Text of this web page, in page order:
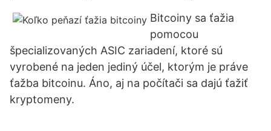
Bitcoiny sa ťažia
pomocou
špecializovaných ASIC zariadení, ktoré sú
vyrobené na jeden jediný účel, ktorým je práve
ťažba bitcoinu. Áno, aj na počítači sa dajú ťažiť
kryptomeny.